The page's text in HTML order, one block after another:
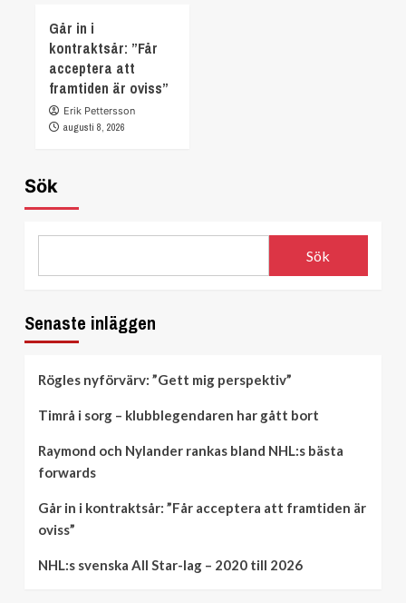
Går in i
kontraktsår: ”Får
acceptera att
framtiden är oviss”
Erik Pettersson
augusti 8, 2026
Sök
Sök
Senaste inläggen
Rögles nyförvärv: ”Gett mig perspektiv”
Timrå i sorg – klubblegendaren har gått bort
Raymond och Nylander rankas bland NHL:s bästa
forwards
Går in i kontraktsår: ”Får acceptera att framtiden är
oviss”
NHL:s svenska All Star-lag – 2020 till 2026